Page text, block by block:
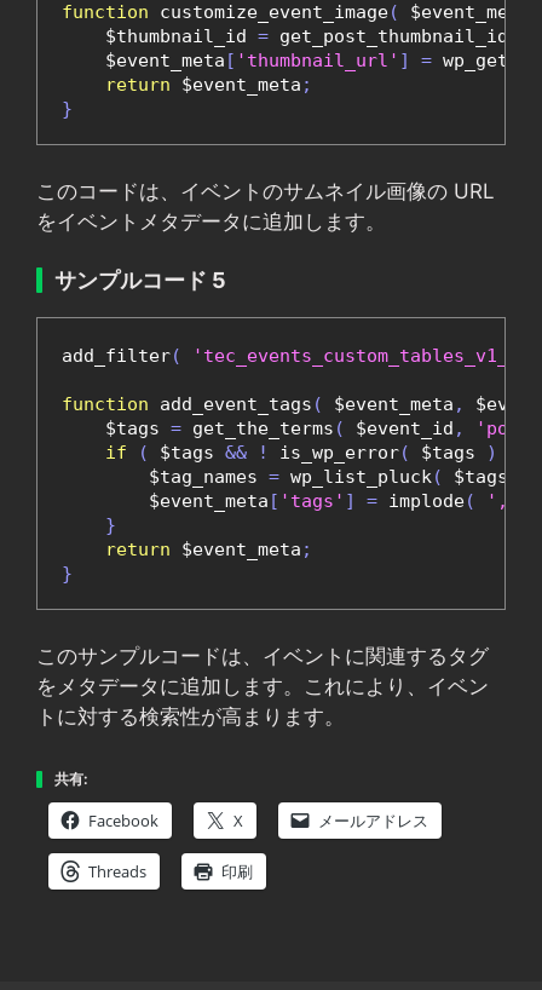
function customize_event_image( $event_meta
    $thumbnail_id
= get_post_thumbnail_id
    $event_meta
[ 'thumbnail_url' ] =
return $event_meta ;
}
このコードは、イベントのサムネイル画像の URL
をイベントメタデータに追加します。
サンプルコード 5
add_filter(
function add_event_tags ( $event_meta ,
    $tags
= get_the_terms ( $event_id ,
if
( $tags && ! is_wp_error( $tags )
        $tag_names
= wp_list_pluck( $tags
        $event_meta
[ 'tags' ] = implode( ', '
}
return $event_meta ;
}
このサンプルコードは、イベントに関連するタグ
をメタデータに追加します。これにより、イベン
トに対する検索性が高まります。
共有:
Facebook X メールアドレス
Threads 印刷